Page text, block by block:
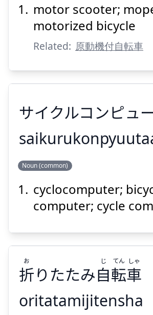
原
チャ
げん
Suspend
motor scooter;
motorized bicycle
Related: 原動機付自転車
サイクルコンピュ
Suspend
サイクルコンピュ
Noun (common)
cyclocomputer;
computer; cycle
折りたたみ自転車
お じ てん しゃ
oritatamijitensha